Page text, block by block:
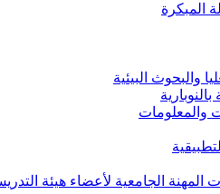
المبكرة
والبحوث البيئية
والمعلومات
المهنة الجامعية لأعضاء هيئة